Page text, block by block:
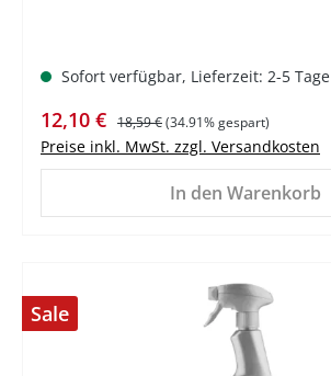
Sofort verfügbar, Lieferzeit: 2-5 Tage
Verkaufspreis:
12,10 € Regulärer Preis:
18,59 €(34.91% gespart)
Preise inkl. MwSt. zzgl. Versandkosten
In den Warenkorb
Sale